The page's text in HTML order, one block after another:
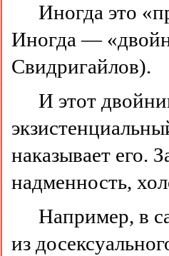
Иногда это
Иногда —
Свидригайлов).
И этот
наказывает его.
надменность,
Например, в
из